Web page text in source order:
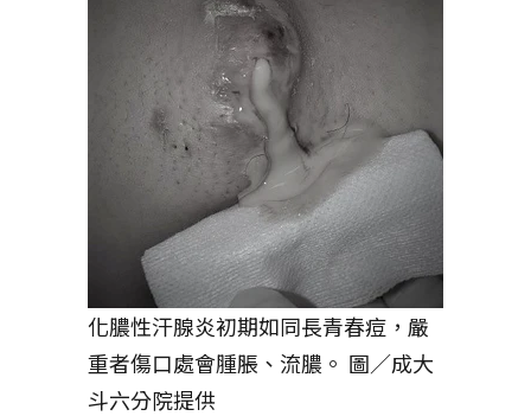
化膿性汗腺炎初期如同長青春痘，嚴
重者傷口處會腫脹、流膿。 圖／成大
斗六分院提供